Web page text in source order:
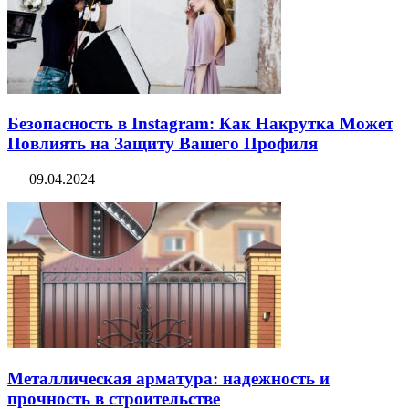
Безопасность в Instagram: Как Накрутка Может
Повлиять на Защиту Вашего Профиля
09.04.2024
Металлическая арматура: надежность и
прочность в строительстве